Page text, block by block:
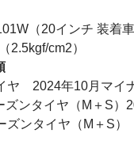
（20インチ 装着
2.5kgf/cm2）
ヤ 2024年10月マイ
ヤ（M＋S）
ンタイヤ（M＋S）